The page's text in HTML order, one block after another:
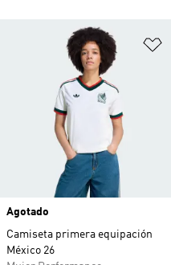
Agotado
Camiseta primera equipación
México 26